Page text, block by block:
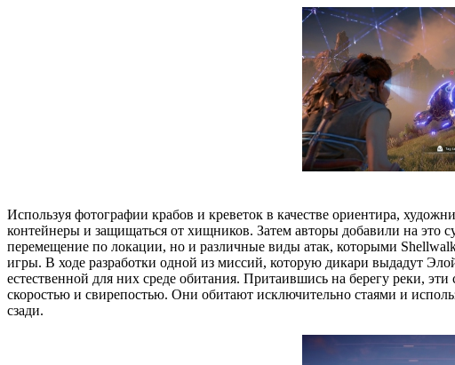
Используя фотографии крабов и креветок в качестве ориентира,
контейнеры и защищаться от хищников. Затем авторы добавили на это
перемещение по локации, но и различные виды атак, которыми
игры. В ходе разработки одной из миссий, которую дикари выдадут
естественной для них среде обитания. Притаившись на берегу реки,
скоростью и свирепостью. Они обитают исключительно стаями и
сзади.